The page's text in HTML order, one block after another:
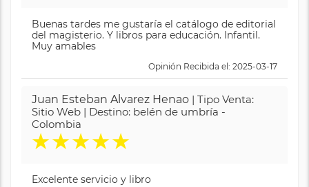
Buenas tardes me gustaría el catálogo de editorial
del magisterio. Y libros para educación. Infantil.
Muy amables
Opinión Recibida el: 2025-03-17
Juan Esteban Alvarez Henao | Tipo Venta:
Sitio Web | Destino: belén de umbría -
Colombia
★★★★★
Excelente servicio y libro